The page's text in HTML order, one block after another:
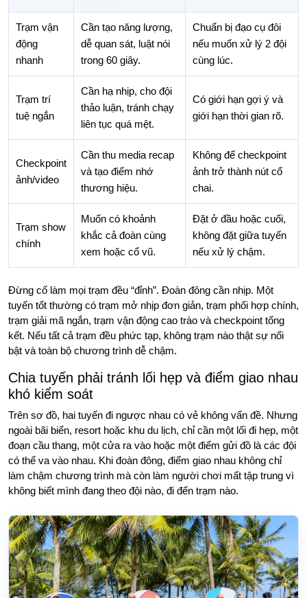
Trạm vận
động
nhanh
Cần tạo năng lượng,
dễ quan sát, luật nói
trong 60 giây.
Chuẩn bị đạo cụ đôi
nếu muốn xử lý 2 đội
cùng lúc.
Trạm trí
tuệ ngắn
Cần hạ nhịp, cho đội
thảo luận, tránh chạy
liên tục quá mệt.
Có giới hạn gợi ý và
giới hạn thời gian rõ.
Checkpoint
ảnh/video
Cần thu media recap
và tạo điểm nhớ
thương hiệu.
Không để checkpoint
ảnh trở thành nút cổ
chai.
Trạm show
chính
Muốn có khoảnh
khắc cả đoàn cùng
xem hoặc cổ vũ.
Đặt ở đầu hoặc cuối,
không đặt giữa tuyến
nếu xử lý chậm.
Đừng cố làm mọi trạm đều “đỉnh”. Đoàn đông cần nhịp. Một
tuyến tốt thường có trạm mở nhịp đơn giản, trạm phối hợp chính,
trạm giải mã ngắn, trạm vận động cao trào và checkpoint tổng
kết. Nếu tất cả trạm đều phức tạp, không trạm nào thật sự nổi
bật và toàn bộ chương trình dễ chậm.
Chia tuyến phải tránh lối hẹp và điểm giao nhau
khó kiểm soát
Trên sơ đồ, hai tuyến đi ngược nhau có vẻ không vấn đề. Nhưng
ngoài bãi biển, resort hoặc khu du lịch, chỉ cần một lối đi hẹp, một
đoạn cầu thang, một cửa ra vào hoặc một điểm gửi đồ là các đội
có thể va vào nhau. Khi đoàn đông, điểm giao nhau không chỉ
làm chậm chương trình mà còn làm người chơi mất tập trung vì
không biết mình đang theo đội nào, đi đến trạm nào.